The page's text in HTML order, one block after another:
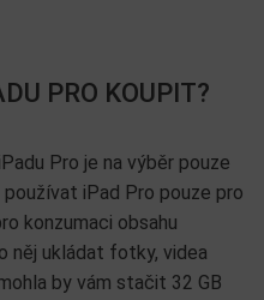
PRO KOUPIT?
Pro je na výběr pouze
iPad Pro pouze pro
konzumaci obsahu
něj ukládat fotky, videa
by vám stačit 32 GB